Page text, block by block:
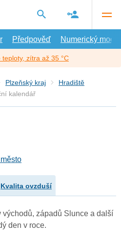
Předpověď Numerický model
zítra až 35 °C
Plzeňský kraj
Hradiště
kalendář
Kvalita ovzduší
západů Slunce a další
den v roce.